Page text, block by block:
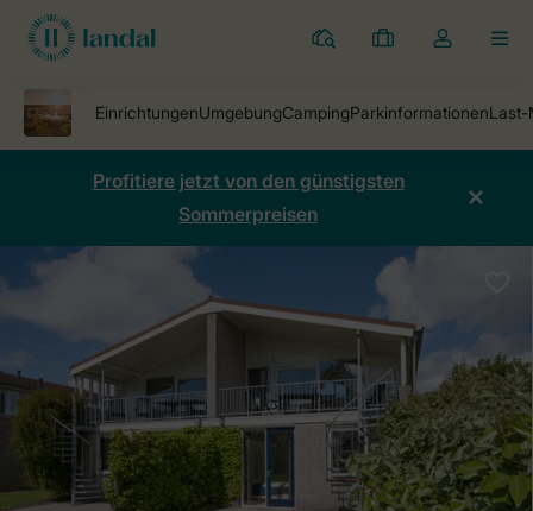
Ferienparks
Meine
Dropdown-
öffnen
Profitiere jetzt von den günstigsten
Sommerpreisen